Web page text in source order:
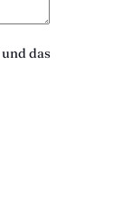
und das